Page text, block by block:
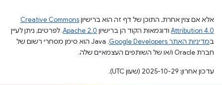
אלא אם צוין אחרת, התוכן של דף זה הוא ברישיוןCreative Commons
Attribution 4.0 ודוגמאות הקוד הן ברישיון Apache 2.0. לפרטים, ניתן לעיין
במדיניות האתר Google Developers‏
.‏ Java הוא סימן מסחרי רשום של
חברת Oracle ו/או של השותפים העצמאיים שלה.
עדכון אחרון: 2025-10-29 (שעון UTC).